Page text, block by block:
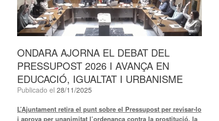
ONDARA AJORNA EL DEBAT DEL
PRESSUPOST 2026 I AVANÇA EN
EDUCACIÓ, IGUALTAT I URBANISME
Publicado el 28/11/2025
L’Ajuntament retira el punt sobre el Pressupost per revisar-lo
i aprova per unanimitat l’ordenança contra la prostitució, la